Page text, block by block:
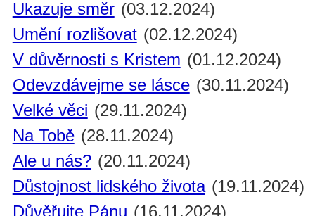
Ukazuje směr (03.12.2024)
Umění rozlišovat (02.12.2024)
V důvěrnosti s Kristem (01.12.2024)
Odevzdávejme se lásce (30.11.2024)
Velké věci (29.11.2024)
Na Tobě (28.11.2024)
Ale u nás? (20.11.2024)
Důstojnost lidského života (19.11.2024)
Důvěřujte Pánu (16.11.2024)